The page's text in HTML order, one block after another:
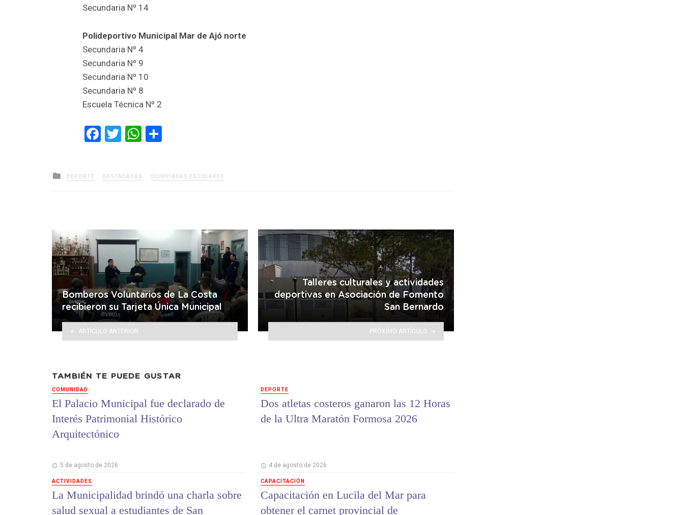
Secundaria Nº 14
Polideportivo Municipal Mar de Ajó norte
Secundaria Nº 4
Secundaria Nº 9
Secundaria Nº 10
Secundaria Nº 8
Escuela Técnica Nº 2
Facebook
TwitterWhatsApp
Posted
in
DEPORTE DESTACADAS OLIMPÍADAS ESCOLARES
Bomberos Voluntarios de La Costa
recibieron su Tarjeta Única Municipal
ARTÍCULO ANTERIOR
Talleres culturales y actividades
deportivas en Asociación de Fomento
San Bernardo
PRÓXIMO ARTÍCULO
TAMBIÉN TE PUEDE GUSTAR
COMUNIDAD
El Palacio Municipal fue declarado de
Interés Patrimonial Histórico
Arquitectónico
5 de agosto de 2026
ACTIVIDADES
La Municipalidad brindó una charla sobre
salud sexual a estudiantes de San
DEPORTE
Dos atletas costeros ganaron las 12 Horas
de la Ultra Maratón Formosa 2026
4 de agosto de 2026
CAPACITACIÓN
Capacitación en Lucila del Mar para
obtener el carnet provincial de